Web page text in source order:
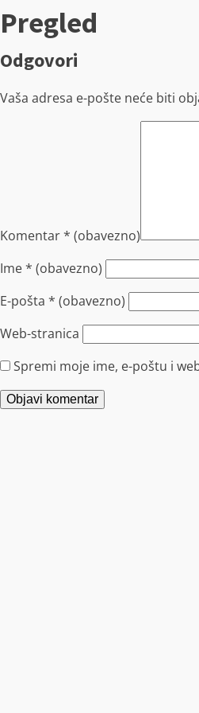
Pregled
Odgovori
Vaša adresa e-pošte neće biti
Komentar* (obavezno)
Ime* (obavezno)
E-pošta * (obavezno)
Web-stranica
Spremi moje ime, e-poštu i